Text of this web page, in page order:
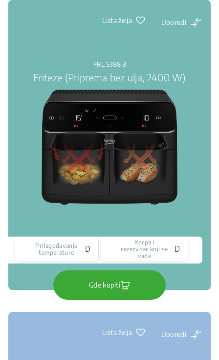
Lista želja Uporedi
FRL 5388 B
Friteze (Priprema bez ulja, 2400 W)
Prilagođavanje
temperature
Korpa i
rezervoar koji se
vade
Gde kupiti
Lista želja Uporedi